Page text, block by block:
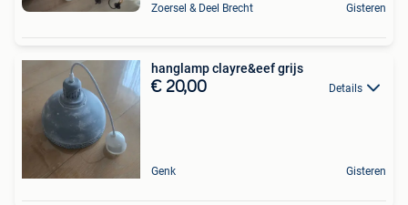
Zoersel & Deel Brecht Gisteren
hanglamp clayre&eef grijs
€ 20,00 Details
Genk Gisteren